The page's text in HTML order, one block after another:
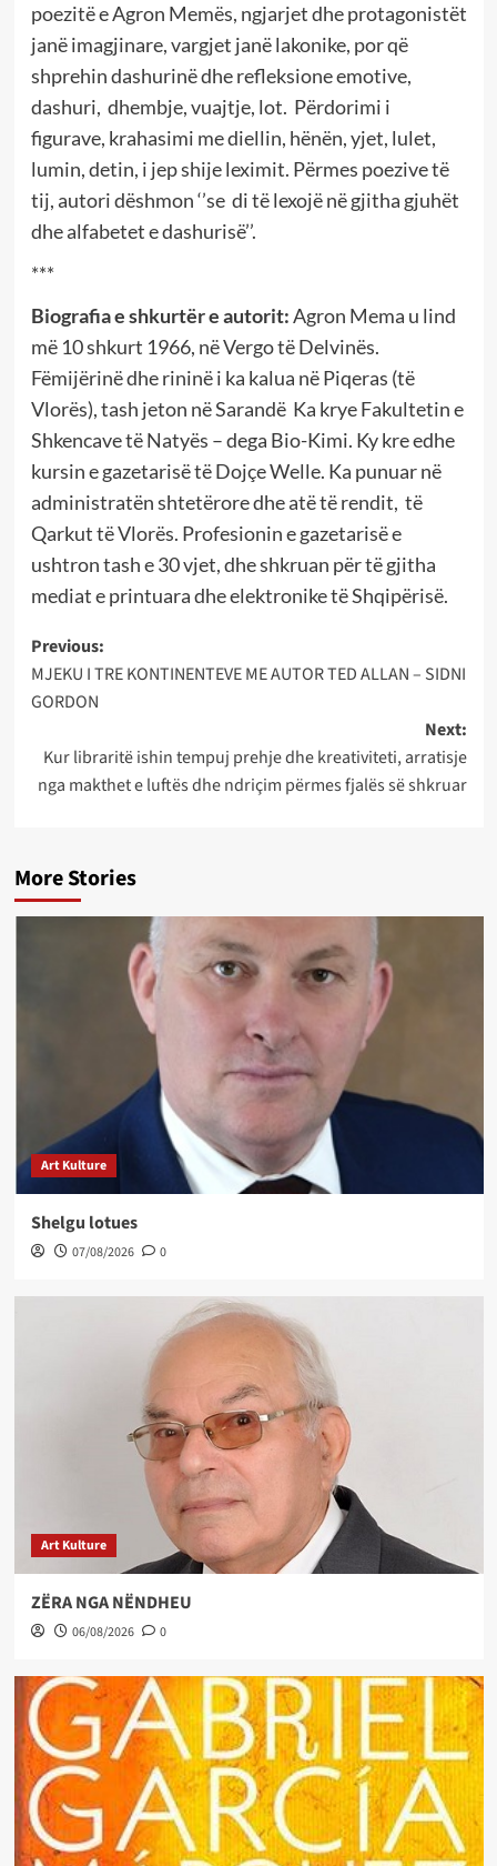
poezitë e Agron Memës, ngjarjet dhe protagonistët
janë imagjinare, vargjet janë lakonike, por që
shprehin dashurinë dhe refleksione emotive,
dashuri, dhembje, vuajtje, lot. Përdorimi i
figurave, krahasimi me diellin, hënën, yjet, lulet,
lumin, detin, i jep shije leximit. Përmes poezive të
tij, autori dëshmon ‘’se di të lexojë në gjitha gjuhët
dhe alfabetet e dashurisë’’.
***
Biografia e shkurtër e autorit:Agron Mema u lind
më 10 shkurt 1966, në Vergo të Delvinës.
Fëmijërinë dhe rininë i ka kalua në Piqeras (të
Vlorës), tash jeton në Sarandë Ka krye Fakultetin e
Shkencave të Natyës – dega Bio-Kimi. Ky kre edhe
kursin e gazetarisë të Dojçe Welle. Ka punuar në
administratën shtetërore dhe atë të rendit, të
Qarkut të Vlorës. Profesionin e gazetarisë e
ushtron tash e 30 vjet, dhe shkruan për të gjitha
mediat e printuara dhe elektronike të Shqipërisë.
Post
navigation
Previous:
MJEKU I TRE KONTINENTEVE ME AUTOR TED ALLAN – SIDNI
GORDON
Next:
Kur libraritë ishin tempuj prehje dhe kreativiteti, arratisje
nga makthet e luftës dhe ndriçim përmes fjalës së shkruar
More Stories
Art Kulture
Shelgu lotues
07/08/2026 0
Art Kulture
ZËRA NGA NËNDHEU
06/08/2026 0